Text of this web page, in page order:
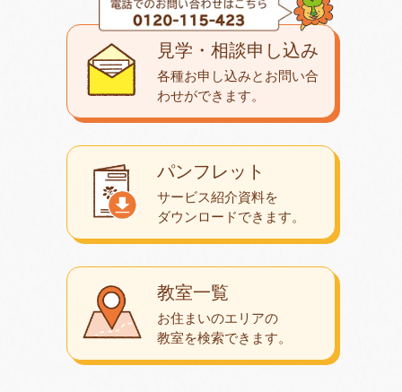
教室一覧
お住まいのエリアの
教室を検索できます。
パンフレット
サービス紹介資料を
ダウンロードできます。
見学・相談申し込み
各種お申し込みとお問い合
わせができます。